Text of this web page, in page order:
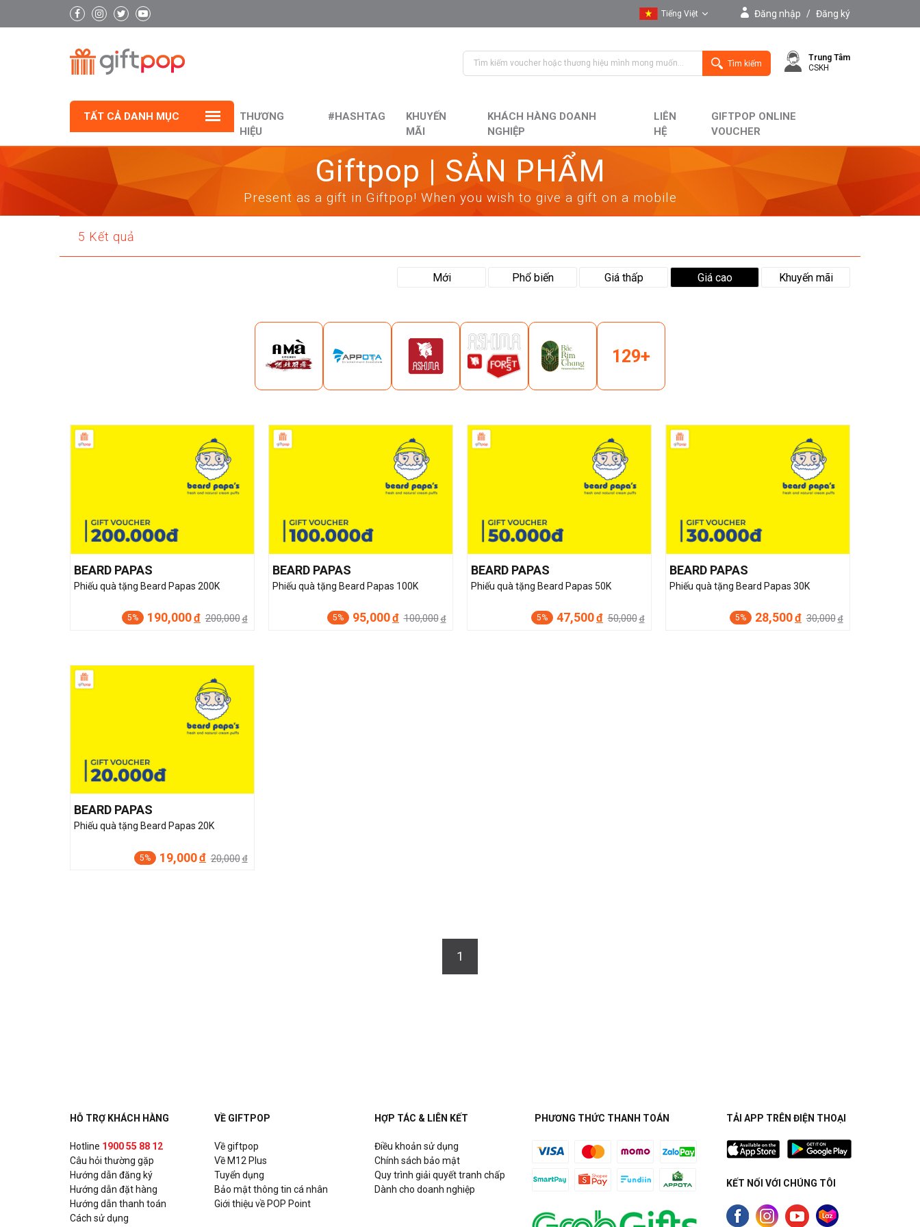
Tiếng Việt
English
Đăng nhập / Đăng ký
Tìm kiếm
Trung Tâm
CSKH
TẤT CẢ DANH MỤC
THƯƠNG
HIỆU
#HASHTAG
KHUYẾN
MÃI
KHÁCH HÀNG DOANH
NGHIỆP
LIÊN
HỆ
GIFTPOP ONLINE
VOUCHER
Giftpop | SẢN PHẨM
Present as a gift in Giftpop! When you wish to give a gift on a mobile
5 Kết quả
Mới Phổ biến Giá thấp Giá cao Khuyến mãi
129+
BEARD PAPAS
Phiếu quà tặng Beard Papas 200K
5% 190,000đ 200,000 đ
BEARD PAPAS
Phiếu quà tặng Beard Papas 100K
5% 95,000đ 100,000 đ
BEARD PAPAS
Phiếu quà tặng Beard Papas 50K
5% 47,500đ 50,000 đ
BEARD PAPAS
Phiếu quà tặng Beard Papas 30K
5% 28,500đ 30,000 đ
BEARD PAPAS
Phiếu quà tặng Beard Papas 20K
5% 19,000đ 20,000 đ
1
HỖ TRỢ KHÁCH HÀNG
Hotline 1900 55 88 12
Câu hỏi thường gặp
Hướng dẫn đăng ký
Hướng dẫn đặt hàng
Hướng dẫn thanh toán
Cách sử dụng
VỀ GIFTPOP
Về giftpop
Về M12 Plus
Tuyển dụng
Bảo mật thông tin cá nhân
Giới thiệu về POP Point
HỢP TÁC & LIÊN KẾT
Điều khoản sử dụng
Chính sách bảo mật
Quy trình giải quyết tranh chấp
Dành cho doanh nghiệp
PHƯƠNG THỨC THANH TOÁN TẢI APP TRÊN ĐIỆN THOẠI
KẾT NỐI VỚI CHÚNG TÔI